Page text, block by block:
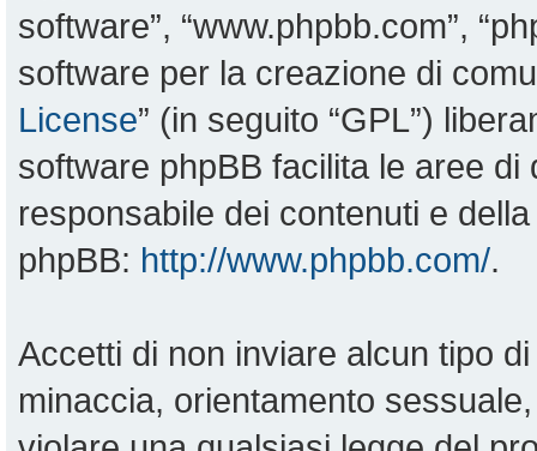
software”, “www.phpbb.com”,
software per la creazione di
License” (in seguito “GPL”)
software phpBB facilita le aree
responsabile dei contenuti e
phpBB: http://www.phpbb.com/.
Accetti di non inviare alcun tipo
minaccia, orientamento